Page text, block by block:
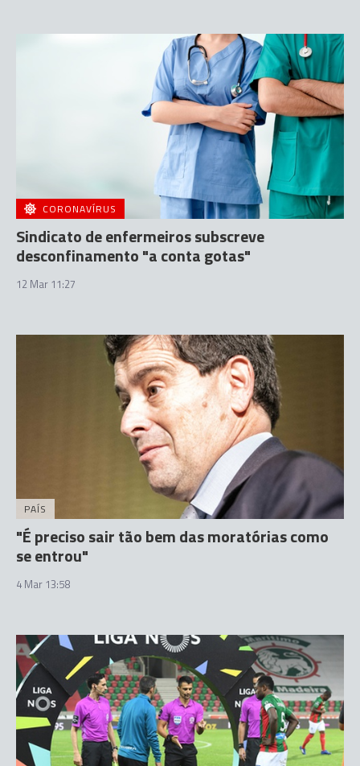
CORONAVÍRUS
Sindicato de enfermeiros subscreve
desconfinamento "a conta gotas"
12 Mar 11:27
PAÍS
"É preciso sair tão bem das moratórias como
se entrou"
4 Mar 13:58